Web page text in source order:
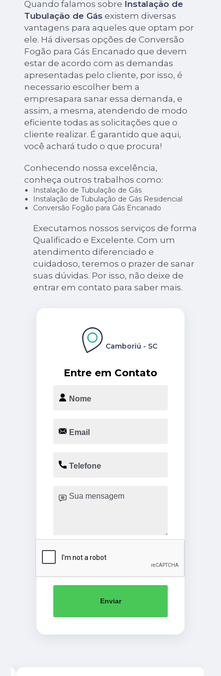
Quando falamos sobre Instalação de
Tubulação de Gás existem diversas
vantagens para aqueles que optam por
ele. Há diversas opções de Conversão
Fogão para Gás Encanado que devem
estar de acordo com as demandas
apresentadas pelo cliente, por isso, é
necessario escolher bem a
empresapara sanar essa demanda, e
assim, a mesma, atendendo de modo
eficiente todas as solicitações que o
cliente realizar. É garantido que aqui,
você achará tudo o que procura!
Conhecendo nossa excelência,
conheça outros trabalhos como:
Instalação de Tubulação de Gás
Instalação de Tubulação de Gás Residencial
Conversão Fogão para Gás Encanado
Executamos nossos serviços de forma
Qualificado e Excelente. Com um
atendimento diferenciado e
cuidadoso, teremos o prazer de sanar
suas dúvidas. Por isso, não deixe de
entrar em contato para saber mais.
Entre em Contato
Camboriú - SC
Enviar